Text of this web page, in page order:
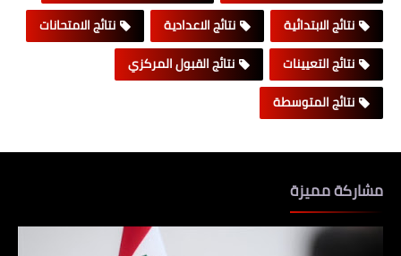
نتائج الابتدائية
نتائج الاعدادية
نتائج الامتحانات
نتائج التعيينات
نتائج القبول المركزي
نتائج المتوسطة
مشاركة مميزة